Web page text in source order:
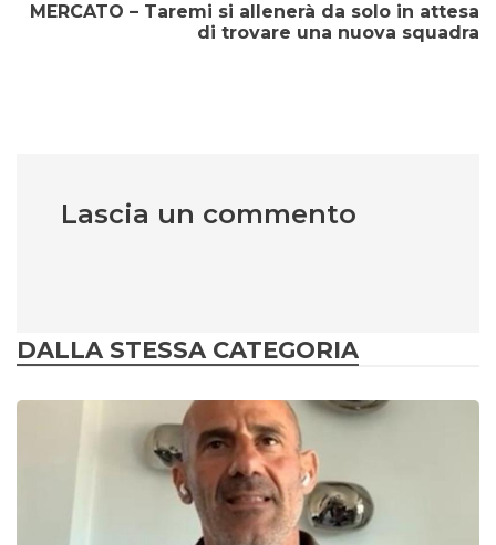
MERCATO – Taremi si allenerà da solo in attesa
di trovare una nuova squadra
Lascia un commento
DALLA STESSA CATEGORIA